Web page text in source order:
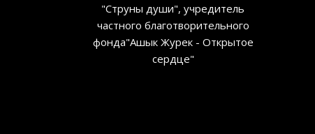
"Струны души", учредитель
частного благотворительного
фонда"Ашык Журек - Открытое
сердце"